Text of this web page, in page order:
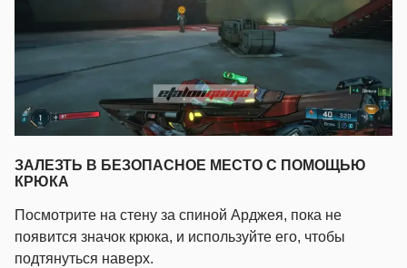
ЗАЛЕЗТЬ В БЕЗОПАСНОЕ МЕСТО С ПОМОЩЬЮ
КРЮКА
Посмотрите на стену за спиной Арджея, пока не
появится значок крюка, и используйте его, чтобы
подтянуться наверх.